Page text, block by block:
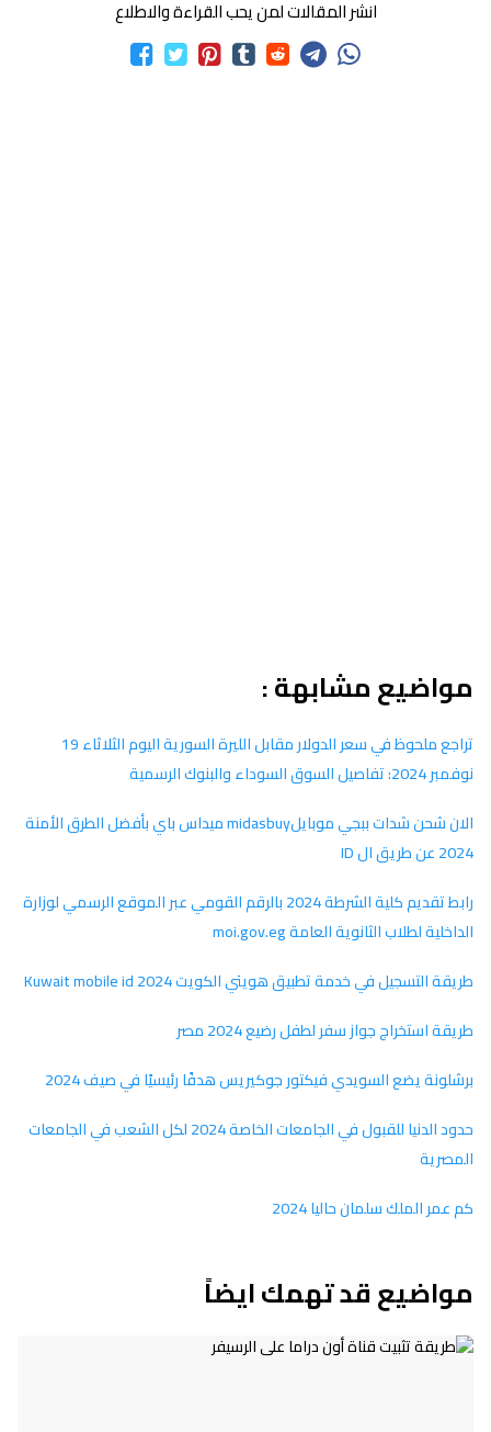
انشر المقالات لمن يحب القراءة والاطلاع
مواضيع مشابهة :
تراجع ملحوظ في سعر الدولار مقابل الليرة السورية اليوم الثلاثاء 19
نوفمبر 2024: تفاصيل السوق السوداء والبنوك الرسمية
الان شحن شدات ببجي موبايلmidasbuy ميداس باي بأفضل الطرق الأمنة
2024 عن طريق ال ID
رابط تقديم كلية الشرطة 2024 بالرقم القومي عبر الموقع الرسمي لوزارة
الداخلية لطلاب الثانوية العامة moi.gov.eg
طريقة التسجيل في خدمة تطبيق هويتي الكويت Kuwait mobile id 2024
طريقة استخراج جواز سفر لطفل رضيع 2024 مصر
برشلونة يضع السويدي فيكتور جوكيريس هدفًا رئيسيًا في صيف 2024
حدود الدنيا للقبول في الجامعات الخاصة 2024 لكل الشعب في الجامعات
المصرية
كم عمر الملك سلمان حاليا 2024
مواضيع قد تهمك ايضاً